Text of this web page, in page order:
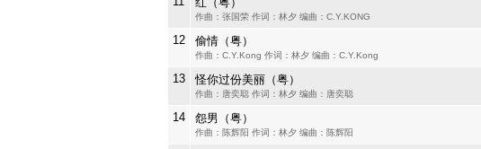
作曲：张国荣 作词：林夕 编曲：C.Y.KONG
12 偷情（粤）
作曲：C.Y.Kong 作词：林夕 编曲：C.Y.Kong
13 怪你过份美丽（粤）
作曲：唐奕聪 作词：林夕 编曲：唐奕聪
14 怨男（粤）
作曲：陈辉阳 作词：林夕 编曲：陈辉阳